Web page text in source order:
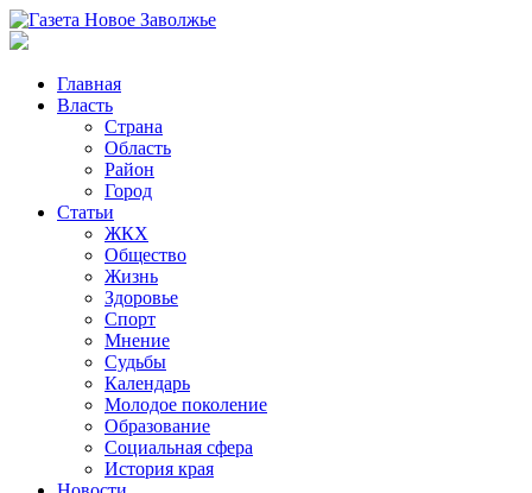
Главная
Власть
Страна
Область
Район
Город
Статьи
ЖКХ
Общество
Жизнь
Здоровье
Спорт
Мнение
Судьбы
Календарь
Молодое поколение
Образование
Социальная сфера
История края